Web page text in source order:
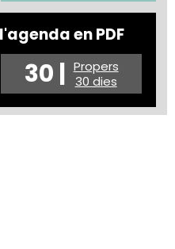
en PDF
30 | Propers
30 dies